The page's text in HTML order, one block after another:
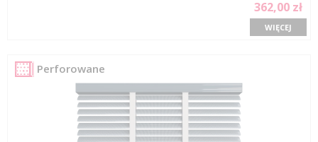
362,00 zł
WIĘCEJ
Perforowane